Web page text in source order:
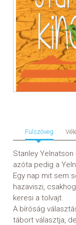
Fülszöveg
Stanley
azóta pedig a
Egy nap mit sem
hazaviszi,
keresi a tolvajt.
A bíróság
tábort választja,